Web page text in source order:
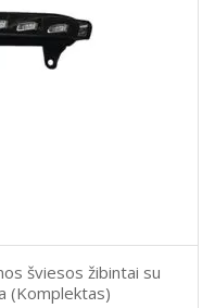
šviesos žibintai su
(Komplektas)